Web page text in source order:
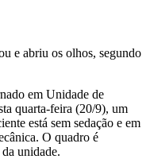
e abriu os olhos, segundo
em Unidade de
quarta-feira (20/9), um
está sem sedação e em
O quadro é
unidade.